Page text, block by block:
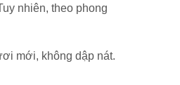
nhiên, theo phong
mới, không dập nát.